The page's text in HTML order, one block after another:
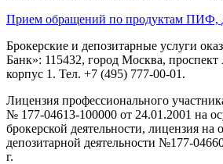
Прием обращений по продуктам
Брокерские и депозитарные услуги
Банк»: 115432, город Москва,
корпус 1. Тел. +7 (495) 777-00-01.
Лицензия профессионального
№ 177-04613-100000 от 24.01.2001 на
брокерской деятельности, лицензия на
депозитарной деятельности №177-
г.